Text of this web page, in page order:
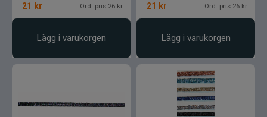
21 kr Ord. pris 26 kr
Lägg i varukorgen
21 kr Ord. pris 26 kr
Lägg i varukorgen